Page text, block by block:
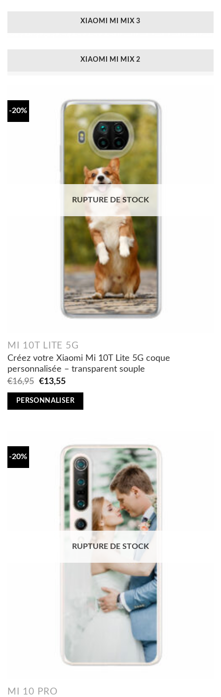
XIAOMI MI MIX 3
XIAOMI MI MIX 2
-20%
RUPTURE DE STOCK
MI 10T LITE 5G
Créez votre Xiaomi Mi 10T Lite 5G coque
personnalisée – transparent souple
€16,95
Original
was:
€13,55Current
is:
PERSONNALISER
-20%
RUPTURE DE STOCK
MI 10 PRO